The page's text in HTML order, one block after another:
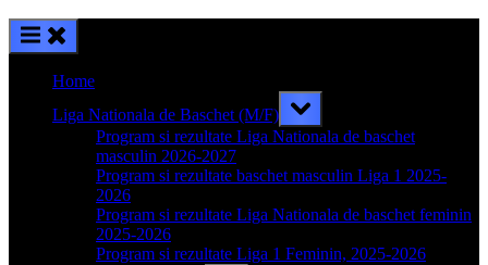
Home
Liga Nationala de Baschet (M/F)
Toggle
sub-
menu
Program si rezultate Liga Nationala de baschet
masculin 2026-2027
Program si rezultate baschet masculin Liga 1 2025-
2026
Program si rezultate Liga Nationala de baschet feminin
2025-2026
Program si rezultate Liga 1 Feminin, 2025-2026